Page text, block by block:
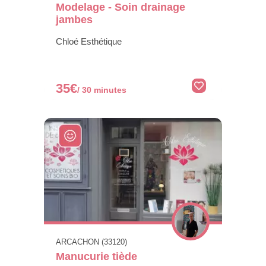
Modelage - Soin drainage
jambes
Chloé Esthétique
35€/ 30 minutes
ARCACHON (33120)
Manucurie tiède